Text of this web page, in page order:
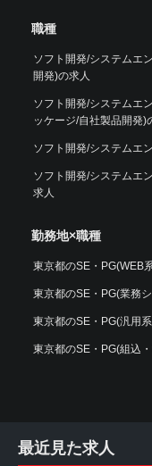
職種
ソフト開発/システムエ
開発)の求人
ソフト開発/システムエ
ッケージ/自社製品開発)
ソフト開発/システムエ
ソフト開発/システムエ
求人
勤務地×職種
東京都のSE・PG(WEB
東京都のSE・PG(業務
東京都のSE・PG(汎用
東京都のSE・PG(組込
最近見た求人